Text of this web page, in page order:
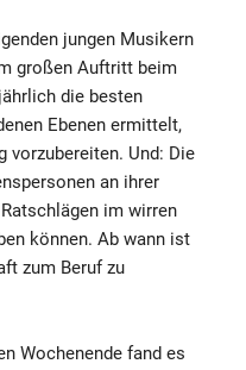
jungen Musikern
großen Auftritt beim
die besten
Ebenen ermittelt,
vorzubereiten. Und: Die
an ihrer
im wirren
können. Ab wann ist
zum Beruf zu
Wochenende fand es